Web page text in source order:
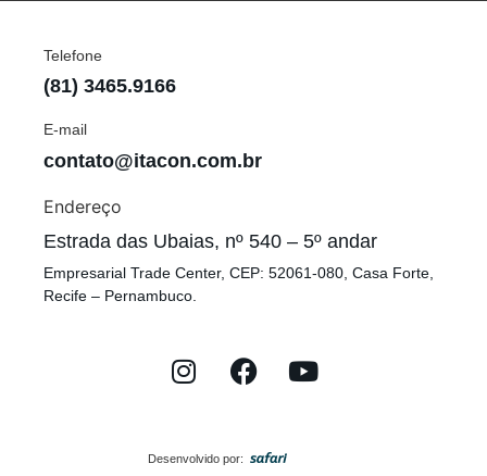
Telefone
(81) 3465.9166
E-mail
contato@itacon.com.br
Endereço
Estrada das Ubaias, nº 540 – 5º andar
Empresarial Trade Center, CEP: 52061-080, Casa Forte,
Recife – Pernambuco.
Desenvolvido por: